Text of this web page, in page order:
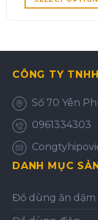
CÔNG TY
Số 70 Yên
0961334303
DANH MỤC
Đồ dùng ăn dặm